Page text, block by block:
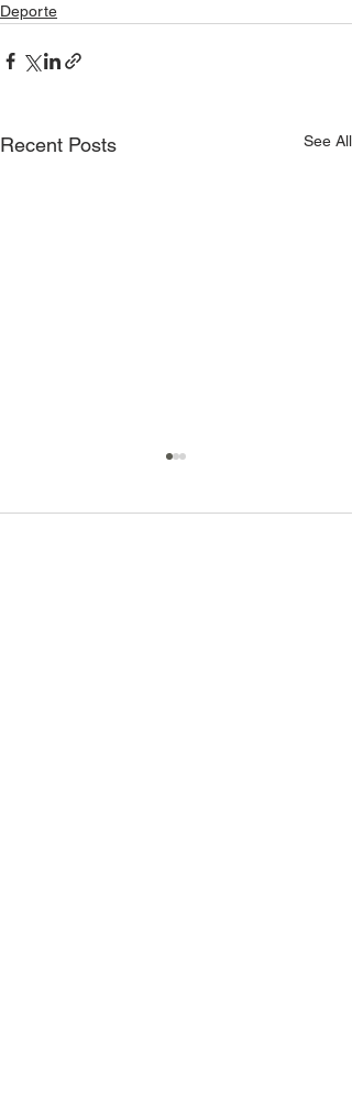
Deporte
Recent Posts See All